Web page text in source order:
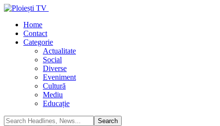
Home
Contact
Categorie
Actualitate
Social
Diverse
Eveniment
Cultură
Mediu
Educație